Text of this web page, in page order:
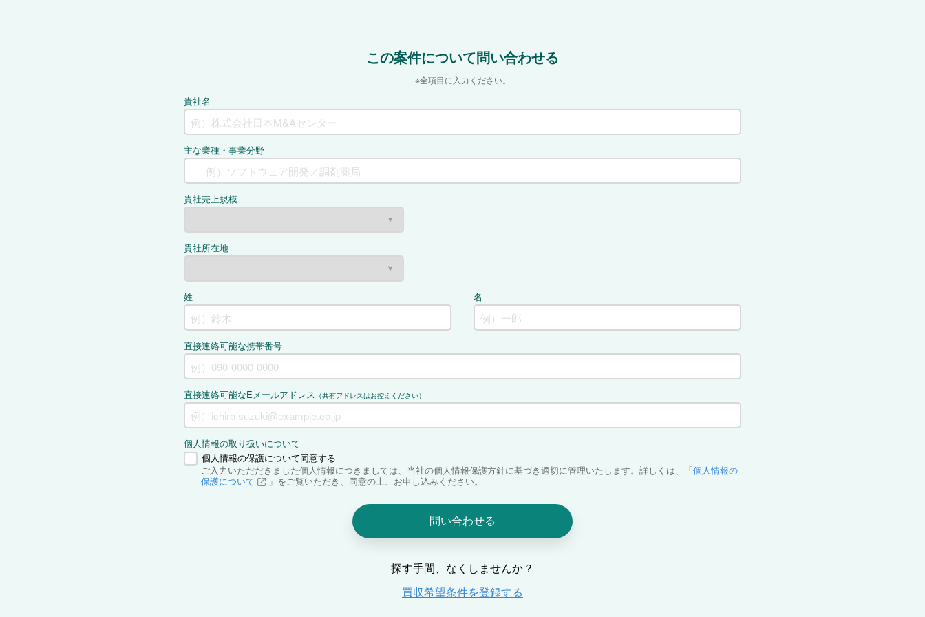
この案件について問い合わせる
※全項目に入力ください。
貴社名
主な業種・事業分野
貴社売上規模
貴社所在地
姓 名
直接連絡可能な携帯番号
直接連絡可能なEメールアドレス （共有アドレスはお控えください）
個人情報の取り扱いについて
個人情報の保護について同意する
ご入力いただだきました個人情報につきましては、当社の個人情報保護方針に基づき適切に管理いたします。詳しくは、「個人情報の
保護について
」をご覧いただき、同意の上、お申し込みください。
問い合わせる
探す手間、なくしませんか？
買収希望条件を登録する